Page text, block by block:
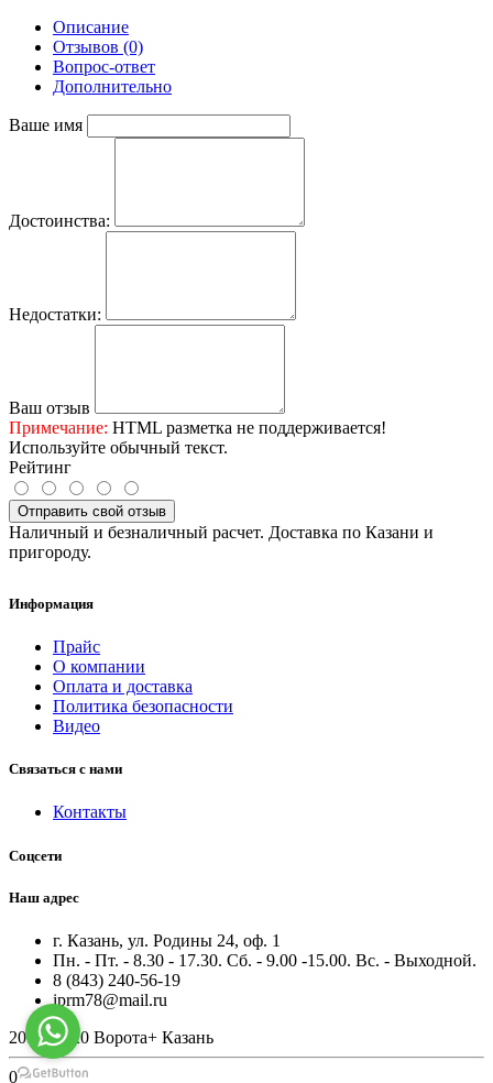
Описание
Отзывов (0)
Вопрос-ответ
Дополнительно
Ваше имя
Достоинства:
Недостатки:
Ваш отзыв
Примечание: HTML разметка не поддерживается!
Используйте обычный текст.
Рейтинг
Отправить свой отзыв
Наличный и безналичный расчет. Доставка по Казани и
пригороду.
Информация
Прайс
О компании
Оплата и доставка
Политика безопасности
Видео
Связаться с нами
Контакты
Соцсети
Наш адрес
г. Казань, ул. Родины 24, оф. 1
Пн. - Пт. - 8.30 - 17.30. Сб. - 9.00 -15.00. Вс. - Выходной.
8 (843) 240-56-19
iprm78@mail.ru
2010 -2020 Ворота+ Казань
0